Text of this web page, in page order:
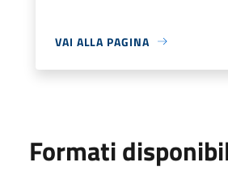
VAI ALLA PAGINA
Formati